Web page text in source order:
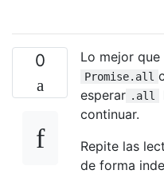
0 Lo mejor
Promise.all
esperar .all
continuar.
Repite las
de forma